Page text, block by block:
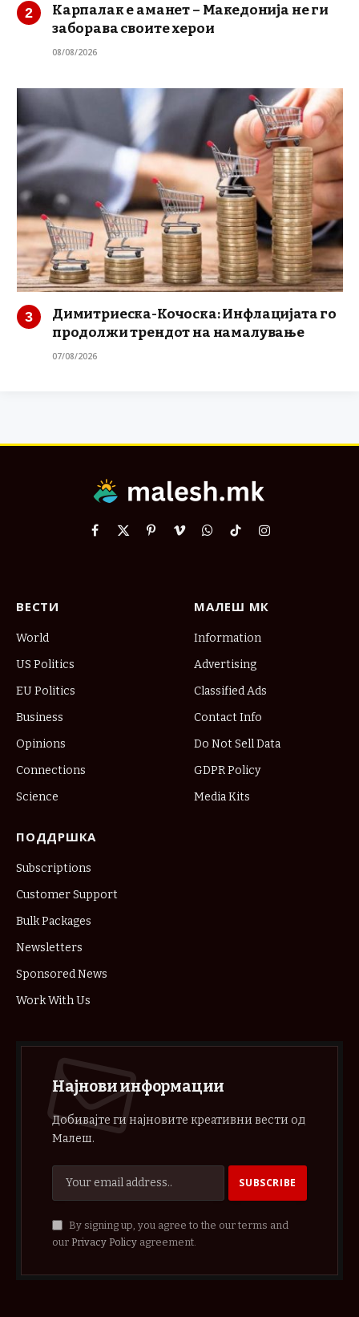
Карпалак е аманет – Македонија не ги
заборава своите херои
08/08/2026
Димитриеска-Кочоска: Инфлацијата го
продолжи трендот на намалување
07/08/2026
Facebook
X
PinterestVimeoWhatsApp
TikTokInstagram
ВЕСТИ
World
US Politics
EU Politics
Business
Opinions
Connections
Science
МАЛЕШ МК
Information
Advertising
Classified Ads
Contact Info
Do Not Sell Data
GDPR Policy
Media Kits
ПОДДРШКА
Subscriptions
Customer Support
Bulk Packages
Newsletters
Sponsored News
Work With Us
Најнови информации
Добивајте ги најновите креативни вести од
Малеш.
By signing up, you agree to the our terms and
our Privacy Policyagreement.